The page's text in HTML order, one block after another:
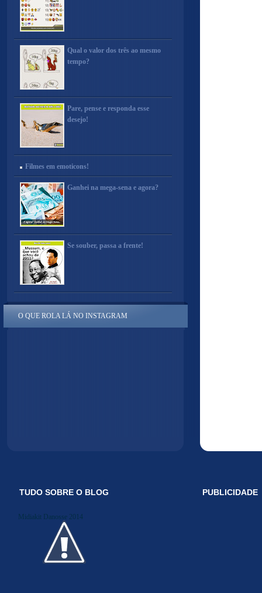
Qual o valor dos três ao mesmo
tempo?
Pare, pense e responda esse
desejo!
Filmes em emoticons!
Ganhei na mega-sena e agora?
Se souber, passa a frente!
O QUE ROLA LÁ NO INSTAGRAM
TUDO SOBRE O BLOG
Midiakit Danosse 2014
PUBLICIDADE